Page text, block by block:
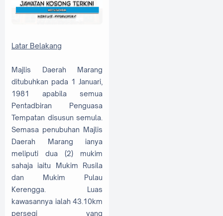
Latar Belakang
Majlis Daerah Marang
ditubuhkan pada 1 Januari,
1981 apabila semua
Pentadbiran Penguasa
Tempatan disusun semula.
Semasa penubuhan Majlis
Daerah Marang ianya
meliputi dua (2) mukim
sahaja iaitu Mukim Rusila
dan Mukim Pulau
Kerengga. Luas
kawasannya ialah 43.10km
persegi yang